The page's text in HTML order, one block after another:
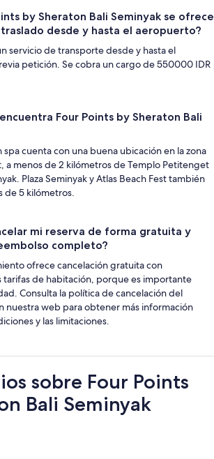
by Sheraton Bali Seminyak se ofrece
desde y hasta el aeropuerto?
servicio de transporte desde y hasta el
petición. Se cobra un cargo de 550000 IDR
Four Points by Sheraton Bali
spa cuenta con una buena ubicación en la zona
a menos de 2 kilómetros de Templo Petitenget
Plaza Seminyak y Atlas Beach Fest también
de 5 kilómetros.
mi reserva de forma gratuita y
completo?
ofrece cancelación gratuita con
tarifas de habitación, porque es importante
Consulta la política de cancelación del
nuestra web para obtener más información
y las limitaciones.
sobre Four Points
Bali Seminyak